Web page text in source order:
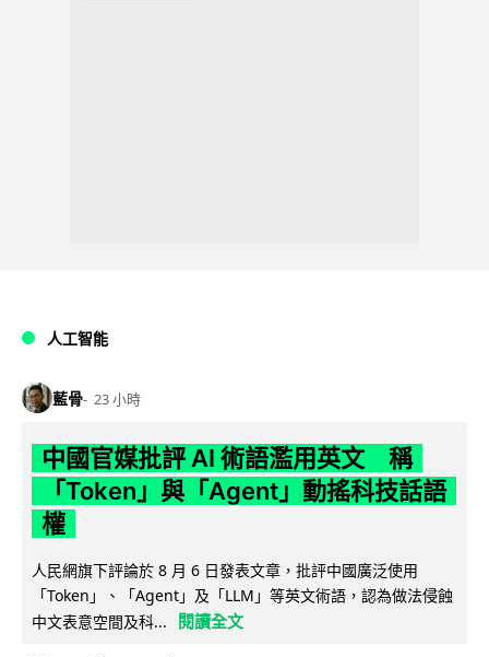
人工智能
藍骨 23 小時
中國官媒批評 AI 術語濫用英文 稱
「Token」與「Agent」動搖科技話語
權
人民網旗下評論於 8 月 6 日發表文章，批評中國廣泛使用
「Token」、「Agent」及「LLM」等英文術語，認為做法侵蝕
中文表意空間及科...
閱讀全文